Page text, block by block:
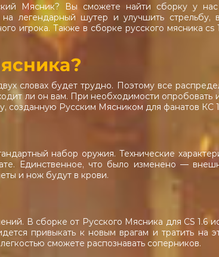
Мясник? Вы сможете найти сборку у
на легендарный шутер и улучшить стрельбу,
игрока. Также в сборке русского мясника cs
словах будет трудно. Поэтому все
ли он вам. При необходимости опробовать
созданную Русским Мясником для фанатов КС
набор оружия. Технические
Единственное, что было изменено —
и нож будут в крови.
В сборке от Русского Мясника для CS 1.6
привыкать к новым врагам и тратить на
сможете распознавать соперников.